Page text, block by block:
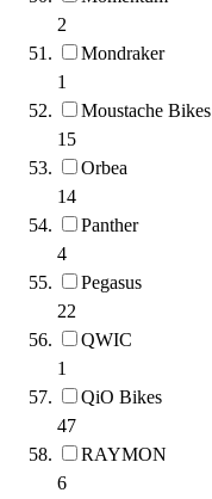
2
Mondraker
1
Moustache Bikes
15
Orbea
14
Panther
4
Pegasus
22
QWIC
1
QiO Bikes
47
RAYMON
6